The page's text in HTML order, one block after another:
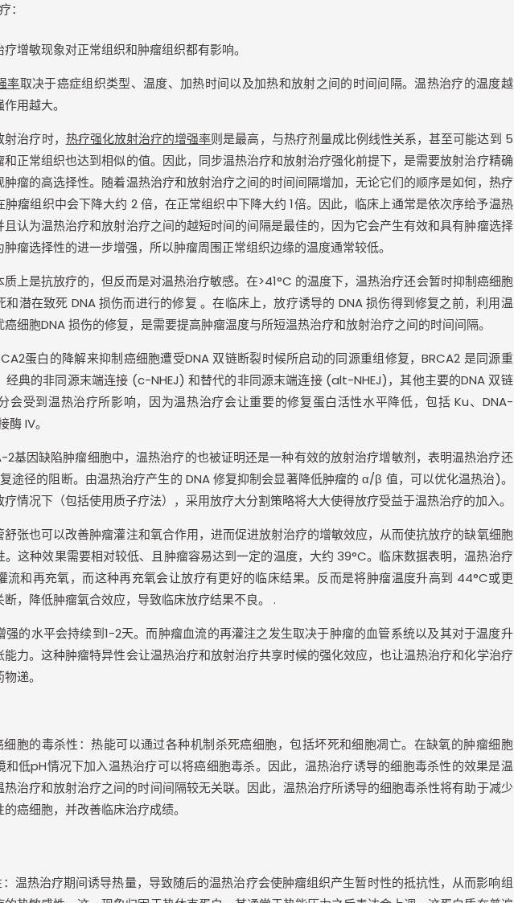
：
增敏现象对正常组织和肿瘤组织都有影响。
率取决于癌症组织类型、温度、加热时间以及加热和放射之间的时间间隔。温热治疗的温度越
用越大。
治疗时， 热疗强化放射治疗的增强率则是最高，与热疗剂量成比例线性关系，甚至可能达到 5
正常组织也达到相似的值。因此，同步温热治疗和放射治疗强化前提下，是需要放射治疗精确
瘤的高选择性。随着温热治疗和放射治疗之间的时间间隔增加，无论它们的顺序是如何，热疗
瘤组织中会下降大约 2倍，在正常组织中下降大约 1倍。因此，临床上通常是依次序给予温热
认为温热治疗和放射治疗之间的越短时间的间隔是最佳的，因为它会产生有效和具有肿瘤选择
瘤选择性的进一步增强，所以肿瘤周围正常组织边缘的温度通常较低。
上是抗放疗的，但反而是对温热治疗敏感。在>41°C 的温度下，温热治疗还会暂时抑制癌细胞
和潜在致死 DNA损伤而进行的修复 。在临床上，放疗诱导的 DNA损伤得到修复之前，利用温
癌细胞DNA损伤的修复，是需要提高肿瘤温度与所短温热治疗和放射治疗之间的时间间隔。
蛋白的降解来抑制癌细胞遭受DNA 双链断裂时候所启动的同源重组修复，BRCA2 是同源重
经典的非同源末端连接 (c-NHEJ) 和替代的非同源末端连接(alt-NHEJ)，其他主要的DNA 双链
会受到温热治疗所影响，因为温热治疗会让重要的修复蛋白活性水平降低，包括 Ku、 DNA-
酶IV。
2基因缺陷肿瘤细胞中，温热治疗的也被证明还是一种有效的放射治疗增敏剂，表明温热治疗还
途径的阻断。由温热治疗产生的 DNA修复抑制会显著降低肿瘤的 α/β 值，可以优化温热治)。
情况下（包括使用质子疗法），采用放疗大分割策略将大大使得放疗受益于温热治疗的加入。
张也可以改善肿瘤灌注和氧合作用，进而促进放射治疗的增敏效应，从而使抗放疗的缺氧细胞
这种效果需要相对较低、且肿瘤容易达到一定的温度，大约 39°C。临床数据表明，温热治疗
流和再充氧，而这种再充氧会让放疗有更好的临床结果。反而是将肿瘤温度升高到 44°C或更
，降低肿瘤氧合效应，导致临床放疗结果不良。
.
强的水平会持续到1-2天。而肿瘤血流的再灌注之发生取决于肿瘤的血管系统以及其对于温度升
力。这种肿瘤特异性会让温热治疗和放射治疗共享时候的强化效应，也让温热治疗和化学治疗
递。
胞的毒杀性：热能可以通过各种机制杀死癌细胞，包括坏死和细胞凋亡。在缺氧的肿瘤细胞
和低pH情况下加入温热治疗可以将癌细胞毒杀。因此，温热治疗诱导的细胞毒杀性的效果是温
热治疗和放射治疗之间的时间间隔较无关联。因此，温热治疗所诱导的细胞毒杀性将有助于减少
癌细胞，并改善临床治疗成绩。
温热治疗期间诱导热量，导致随后的温热治疗会使肿瘤组织产生暂时性的抵抗性，从而影响组